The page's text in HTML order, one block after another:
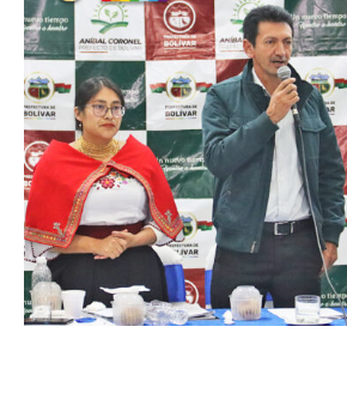
Bolívar
Proyectos
Rendición
De
Cuentas
Transparencia
Contácto